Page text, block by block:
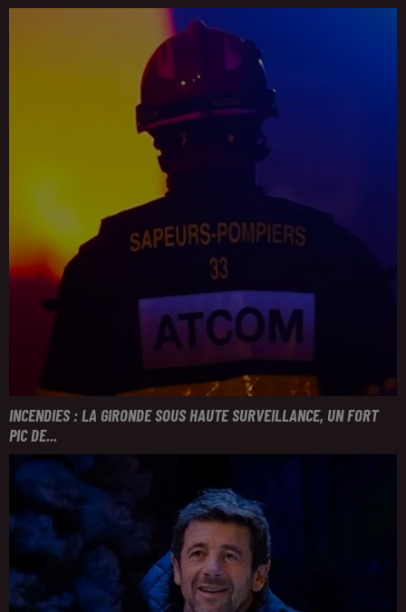
INCENDIES : LA GIRONDE SOUS HAUTE SURVEILLANCE, UN FORT
PIC DE...